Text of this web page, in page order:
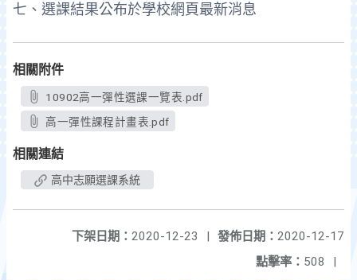
七、選課結果公布於學校網頁最新消息
相關附件
10902高一彈性選課一覽表.pdf
高一彈性課程計畫表.pdf
相關連結
高中志願選課系統
發佈日期： 2020-12-17
下架日期： 2020-12-23
|
點擊率： 508 |